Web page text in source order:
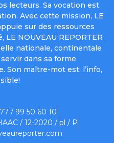
lecteurs. Sa vocation est
Avec cette mission, LE
sur des ressources
LE NOUVEAU REPORTER
nationale, continentale
dans sa forme
Son maître-mot est: l’info,
/ 99 50 60 10
/ 12-2020 / pl / P